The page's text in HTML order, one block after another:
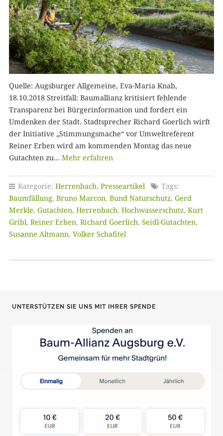
Quelle: Augsburger Allgemeine, Eva-Maria Knab,
18.10.2018 Streitfall: Baumallianz kritisiert fehlende
Transparenz bei Bürgerinformation und fordert ein
Umdenken der Stadt. Stadtsprecher Richard Goerlich wirft
der Initiative „Stimmungsmache“ vor Umweltreferent
Reiner Erben wird am kommenden Montag das neue
Gutachten zu… Mehr erfahren
Kategorie: Herrenbach, Presseartikel
Tags:
Baumfällung, Bruno Marcon, Bund Naturschutz, Gerd
Merkle, Gutachten, Herrenbach, Hochwasserschutz, Kurt
Gribl, Reiner Erben, Richard Goerlich, Seidl-Gutachten,
Susanne Altmann, Volker Schafitel
UNTERSTÜTZEN SIE UNS MIT IHRER SPENDE